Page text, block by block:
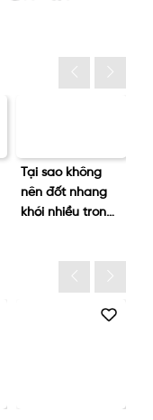
Tại sao không
nên đốt nhang
khói nhiều trong